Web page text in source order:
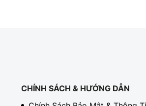
Chính Sách Hoàn & Huỷ Tour